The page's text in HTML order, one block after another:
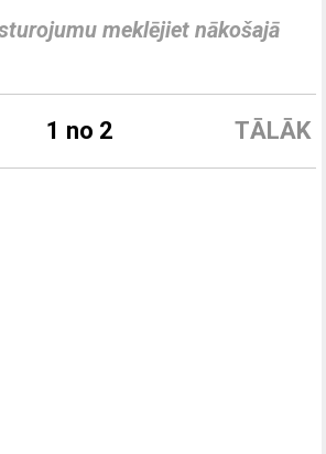
meklējiet nākošajā
TĀLĀK
1 no 2